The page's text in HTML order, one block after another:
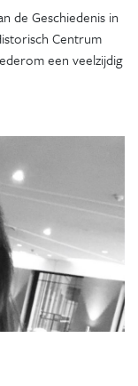
de Geschiedenis in
Centrum
een veelzijdig